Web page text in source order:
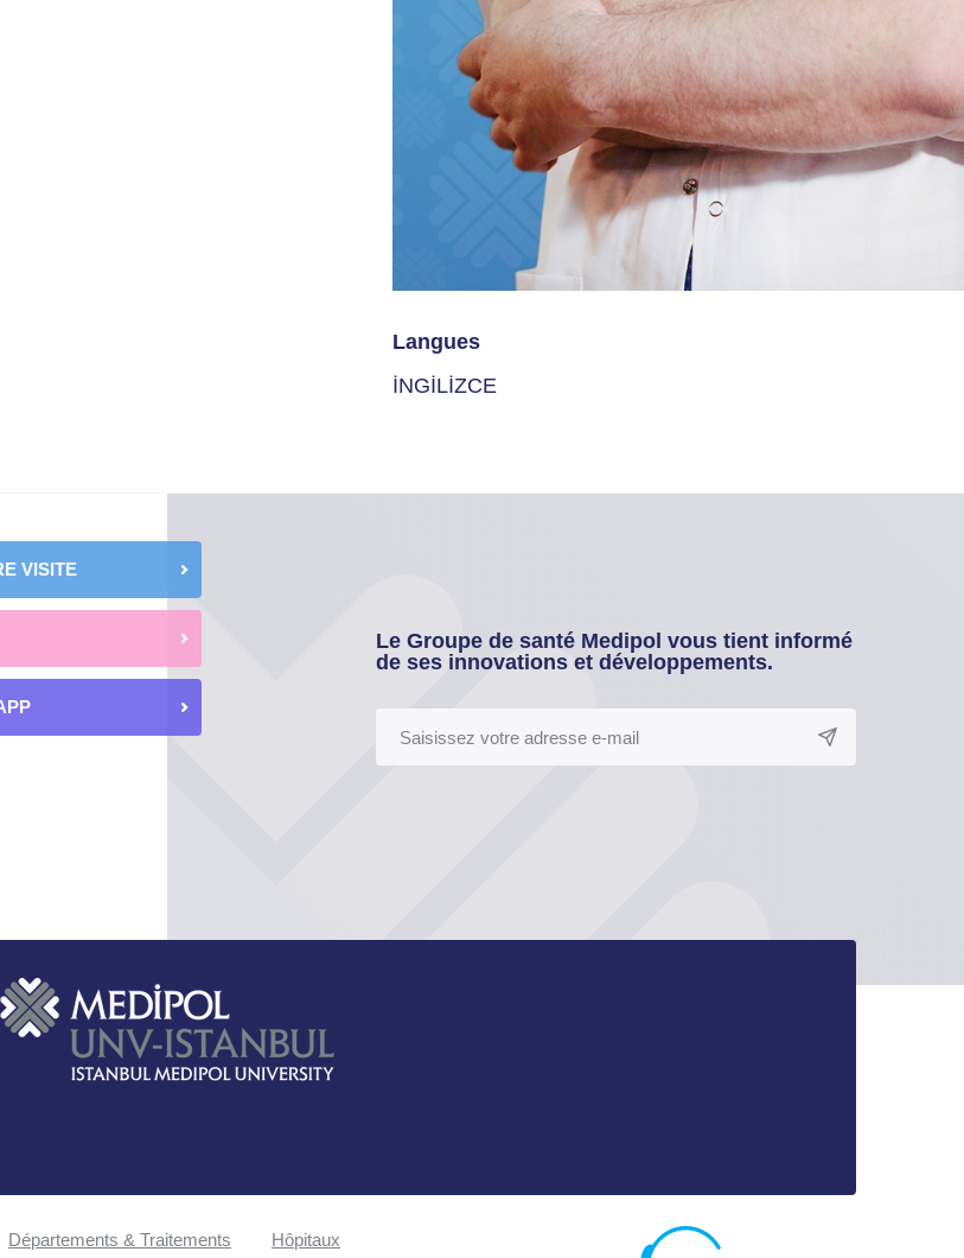
Langues
İNGİLİZCE
VISITE
Le Groupe de santé Medipol vous tient informé
de ses innovations et développements.
Départements & Traitements Hôpitaux